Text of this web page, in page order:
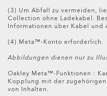
Befolge die
Oder lade die
Bitte beachte: Deine
Geschäft bearbeitet. Du
Mail, sobald deine
volle
auf deinem Konto
(3) Um Abfall zu vermeiden,
Collection ohne Ladekabel.
Informationen über Kabel und
(4) Meta™-Konto erforderlich.
Abbildungen dienen nur zu
Oakley Meta™-Funktionen :
Kopplung mit der
von Inhalten.